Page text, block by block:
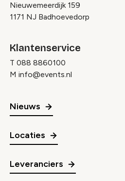
Nieuwemeerdijk 159
1171 NJ Badhoevedorp
Klantenservice
T 088 8860100
M info@events.nl
Nieuws
Locaties
Leveranciers